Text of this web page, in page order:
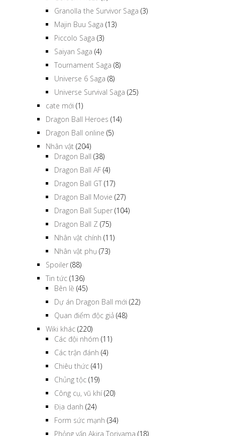
Golden Frieza(5)
Granolla the Survivor Saga
Majin Buu Saga(13)
Piccolo Saga(3)
Saiyan Saga(4)
Tournament Saga(8)
Universe 6 Saga(8)
Universe Survival Saga
cate mới(1)
Dragon Ball Heroes(14)
Dragon Ball online
Nhân vật(204)
Dragon Ball (38)
Dragon Ball AF(4)
Dragon Ball GT(17)
Dragon Ball Movie (27)
Dragon Ball Super
Dragon Ball Z(75)
Nhân vật chính(11)
Nhân vật phụ
Spoiler (88)
Tin tức (136)
Bên lề (45)
Dự án Dragon Ball mới
Quan điểm độc giả
Wiki khác(220)
Các đội nhóm (11)
Các trận đánh(4)
Chiêu thức(41)
Chủng tộc (19)
Công cụ, vũ khí
Địa danh(24)
Form sức mạnh (34)